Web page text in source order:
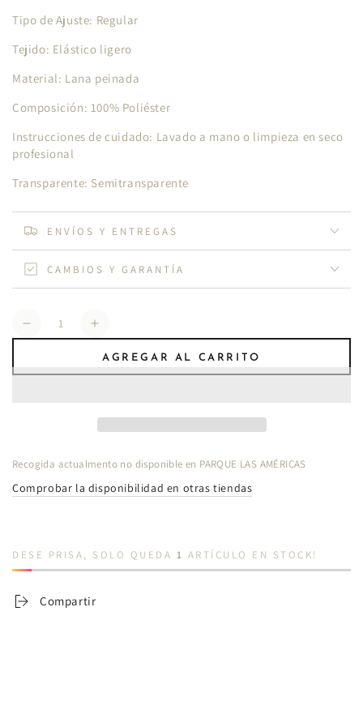
Tipo de Ajuste: Regular
Tejido: Elástico ligero
Material: Lana peinada
Composición: 100% Poliéster
Instrucciones de cuidado: Lavado a mano o limpieza en seco
profesional
Transparente: Semitransparente
ENVÍOS Y ENTREGAS
CAMBIOS Y GARANTÍA
Cantidad
Reducir
IR01
Aumentar
para
Patrón
de
IR01
AGREGAR AL CARRITO
Recogida actualmento no disponible en PARQUE LAS AMÉRICAS
Comprobar la disponibilidad en otras tiendas
DESE PRISA, SOLO QUEDA 1 ARTÍCULO EN STOCK!
Compartir